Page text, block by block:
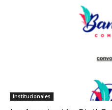
Institucionales